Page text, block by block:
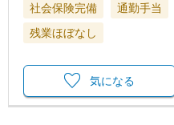
社会保険完備 通勤手当
残業ほぼなし
気になる